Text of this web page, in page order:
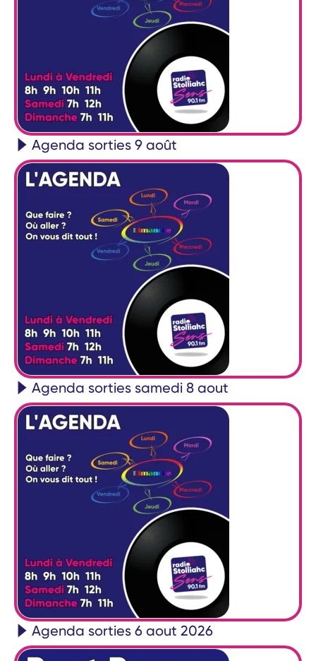
Agenda sorties 9 août
Agenda sorties samedi 8 aout
Agenda sorties 6 aout 2026